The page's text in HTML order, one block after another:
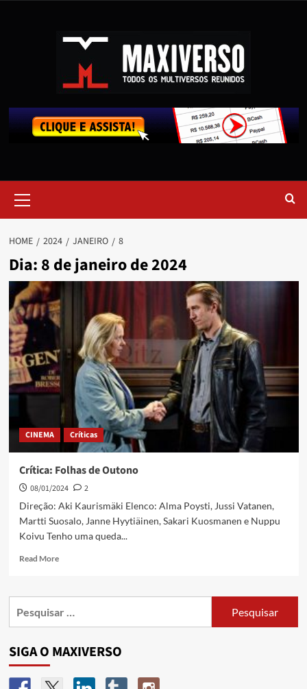
HOME 2024 JANEIRO 8
Dia: 8 de janeiro de 2024
CINEMA Críticas
Crítica: Folhas de Outono
08/01/2024
2
Direção: Aki Kaurismäki Elenco: Alma Poysti, Jussi Vatanen,
Martti Suosalo, Janne Hyytiäinen, Sakari Kuosmanen e Nuppu
Koivu Tenho uma queda...
Read More
SIGA O MAXIVERSO